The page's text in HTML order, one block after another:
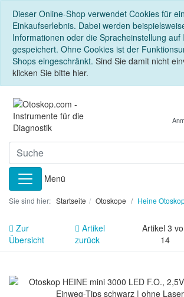
Dieser Online-Shop verwendet Cookies für
Einkaufserlebnis. Dabei werden
Informationen oder die Spracheinstellung auf
gespeichert. Ohne Cookies ist der
Shops eingeschränkt. Sind Sie damit nicht
klicken Sie bitte hier.
Menü
Sie sind hier: Startseite Otoskope Heine
Zur
Übersicht
Artikel
zurück
Artikel 3
14